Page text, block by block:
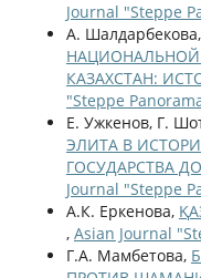
Journal "Steppe
А. Шалдарбекова,
НАЦИОНАЛЬНОЙ
КАЗАХСТАН:
"Steppe
Е. Ужкенов, Г.
ЭЛИТА В
ГОСУДАРСТВА
Journal "Steppe
А.К. Еркенова,
, Asian Journal
Г.А. Мамбетова,